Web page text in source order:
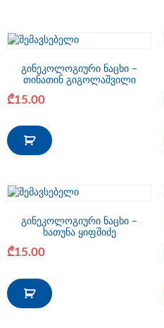
გინეკოლოგიური ნაცხი –
თინათინ გიგოლაშვილი
₾15.00
გინეკოლოგიური ნაცხი –
ხათუნა ყიფშიძე
₾15.00